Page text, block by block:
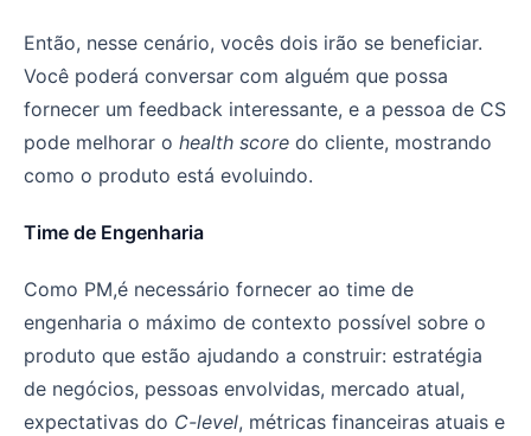
Então, nesse cenário, vocês dois irão se beneficiar.
Você poderá conversar com alguém que possa
fornecer um feedback interessante, e a pessoa de CS
pode melhorar o health score do cliente, mostrando
como o produto está evoluindo.
Time de Engenharia
Como PM,é necessário fornecer ao time de
engenharia o máximo de contexto possível sobre o
produto que estão ajudando a construir: estratégia
de negócios, pessoas envolvidas, mercado atual,
expectativas do C-level, métricas financeiras atuais e